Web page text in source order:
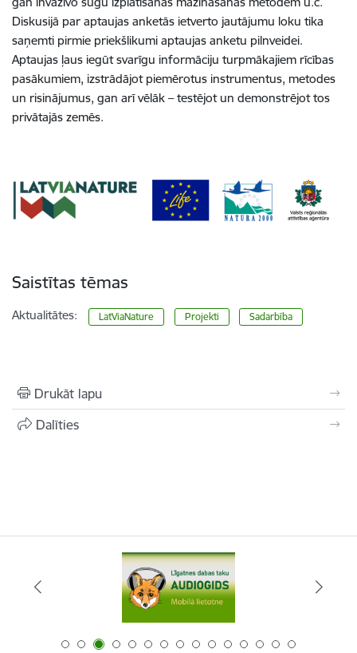
Diskusijā par aptaujas anketās ietverto jautājumu loku tika
saņemti pirmie priekšlikumi aptaujas anketu pilnveidei.
Aptaujas ļaus iegūt svarīgu informāciju turpmākajiem rīcības
pasākumiem, izstrādājot piemērotus instrumentus, metodes
un risinājumus, gan arī vēlāk – testējot un demonstrējot tos
privātajās zemēs.
Saistītas tēmas
Aktualitātes: LatViaNature Projekti Sadarbība
Drukāt lapu
Dalīties